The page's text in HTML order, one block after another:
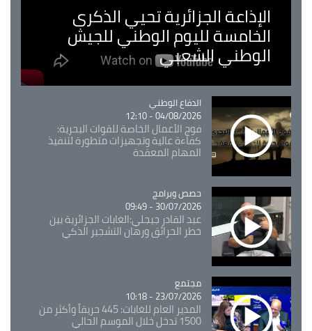
الإذاعة الجزائرية تحيي الذكرى
الخامسة لليوم الوطني للجيش
الوطني الشعبي
Catégorie
الدفاع الوطني
04/08/2026 - 12:10
فوج الأعمال الخاصة للقوات البحرية:
كفاءة عالية وتجهيزات متطورة لتنفيذ
المهام المعقدة
Catégorie
حصص وبرامج
30/07/2026 - 09:49
عبد القادر جيجلي:الغابات الجزائرية بين
خطر الحرائق ورهان التشجير الذكي
Catégorie
مجتمع
23/07/2026 - 10:18
المدير العام للغابات: 445 حريقاً وأكثر من
1500 تدخل خلال الموسم الحالي